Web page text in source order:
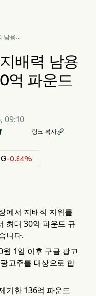
남용
배력 남용
억 파운드
09:10
링크 복사
-0.84%
에서 지배적 지위를
최대 30억 파운드 규
니다.
1일 이후 구글 광고
고주를 대상으로 합
기한 136억 파운드